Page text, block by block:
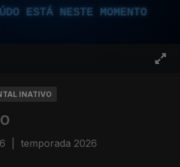
ESTÁ NESTE MOMENTO
INATIVO
temporada 2026